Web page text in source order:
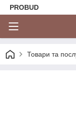
PROBUD
Товари та